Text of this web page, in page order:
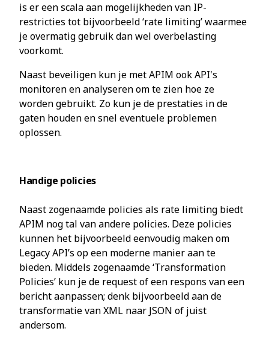
is er een scala aan mogelijkheden van IP-
restricties tot bijvoorbeeld ‘rate limiting’ waarmee
je overmatig gebruik dan wel overbelasting
voorkomt.
Naast beveiligen kun je met APIM ook API's
monitoren en analyseren om te zien hoe ze
worden gebruikt. Zo kun je de prestaties in de
gaten houden en snel eventuele problemen
oplossen.
Handige policies
Naast zogenaamde policies als rate limiting biedt
APIM nog tal van andere policies. Deze policies
kunnen het bijvoorbeeld eenvoudig maken om
Legacy API’s op een moderne manier aan te
bieden. Middels zogenaamde ‘Transformation
Policies’ kun je de request of een respons van een
bericht aanpassen; denk bijvoorbeeld aan de
transformatie van XML naar JSON of juist
andersom.